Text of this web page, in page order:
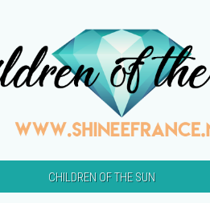
CHILDREN OF THE SUN